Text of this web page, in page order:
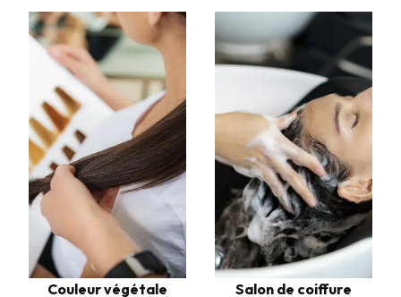
Couleur végétale Salon de coiffure